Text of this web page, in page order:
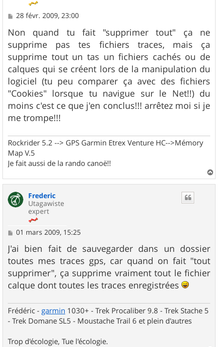
M
s
s
a
g
e
28 févr. 2009, 23:00
Non quand tu fait "supprimer tout" ça ne
supprime pas tes fichiers traces, mais ça
supprime tout un tas un fichiers cachés ou de
calques qui se créent lors de la manipulation du
logiciel (tu peu comparer ça avec des fichiers
"Cookies" lorsque tu navigue sur le Net!!) du
moins c'est ce que j'en conclus!!! arrêtez moi si je
me trompe!!!
Rockrider 5.2 --> GPS Garmin Etrex Venture HC-->Mémory
Map V.5
Je fait aussi de la rando canoë!!
a
Frederic
Utagawiste
expert
M
s
s
a
g
e
01 mars 2009, 15:25
J'ai bien fait de sauvegarder dans un dossier
toutes mes traces gps, car quand on fait "tout
supprimer", ça supprime vraiment tout le fichier
calque dont toutes les traces enregistrées
Frédéric - garmin 1030+ - Trek Procaliber 9.8 - Trek Stache 5
- Trek Domane SL5 - Moustache Trail 6 et plein d'autres
Trop d'écologie, Tue l'écologie.